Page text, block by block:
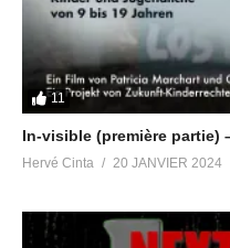
https://t.me/radiopleiades
Chat Group anglophone
https://t.me/
Canal anglophone Victory Of
https://t.me/
11
In-visible (première partie)
Hervé Cinta 20 JANVIER 2024